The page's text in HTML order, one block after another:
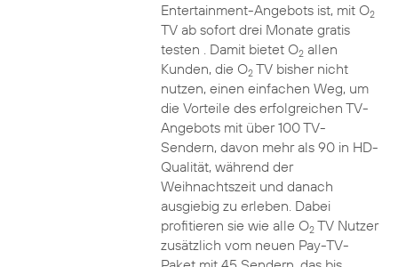
Entertainment-Angebots ist, mit O2
TV ab sofort drei Monate gratis
testen . Damit bietet O2allen
Kunden, die O2TV bisher nicht
nutzen, einen einfachen Weg, um
die Vorteile des erfolgreichen TV-
Angebots mit über 100 TV-
Sendern, davon mehr als 90 in HD-
Qualität, während der
Weihnachtszeit und danach
ausgiebig zu erleben. Dabei
profitieren sie wie alle O2TV Nutzer
zusätzlich vom neuen Pay-TV-